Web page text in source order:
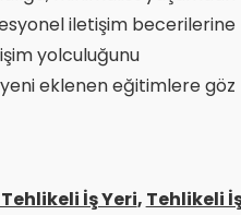
iletişim becerilerine
yolculuğunu
eklenen eğitimlere göz
İş Yeri, Tehlikeli